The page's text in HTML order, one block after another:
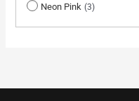
Neon Pink 3